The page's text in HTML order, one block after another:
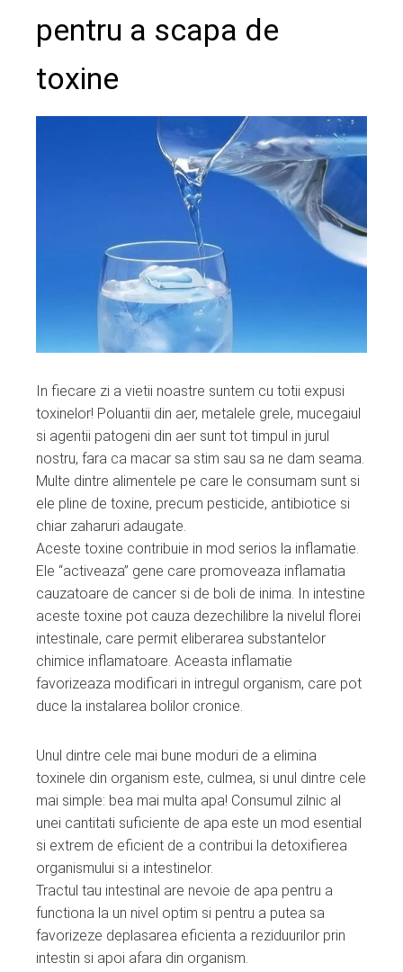
pentru a scapa de
toxine
In fiecare zi a vietii noastre suntem cu totii expusi
toxinelor! Poluantii din aer, metalele grele, mucegaiul
si agentii patogeni din aer sunt tot timpul in jurul
nostru, fara ca macar sa stim sau sa ne dam seama.
Multe dintre alimentele pe care le consumam sunt si
ele pline de toxine, precum pesticide, antibiotice si
chiar zaharuri adaugate.
Aceste toxine contribuie in mod serios la inflamatie.
Ele “activeaza” gene care promoveaza inflamatia
cauzatoare de cancer si de boli de inima. In intestine
aceste toxine pot cauza dezechilibre la nivelul florei
intestinale, care permit eliberarea substantelor
chimice inflamatoare. Aceasta inflamatie
favorizeaza modificari in intregul organism, care pot
duce la instalarea bolilor cronice.
Unul dintre cele mai bune moduri de a elimina
toxinele din organism este, culmea, si unul dintre cele
mai simple: bea mai multa apa! Consumul zilnic al
unei cantitati suficiente de apa este un mod esential
si extrem de eficient de a contribui la detoxifierea
organismului si a intestinelor.
Tractul tau intestinal are nevoie de apa pentru a
functiona la un nivel optim si pentru a putea sa
favorizeze deplasarea eficienta a reziduurilor prin
intestin si apoi afara din organism.